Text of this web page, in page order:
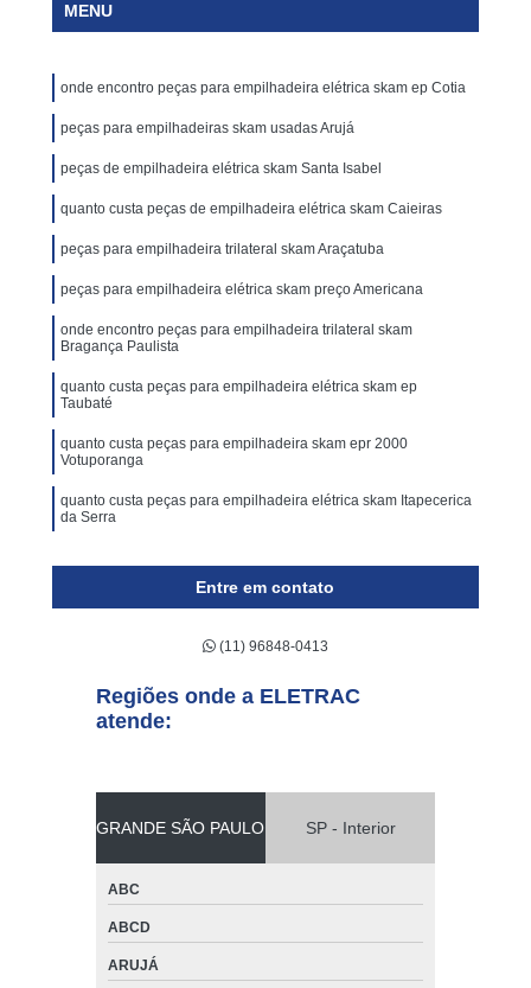
MENU
onde encontro peças para empilhadeira elétrica skam ep Cotia
peças para empilhadeiras skam usadas Arujá
peças de empilhadeira elétrica skam Santa Isabel
quanto custa peças de empilhadeira elétrica skam Caieiras
peças para empilhadeira trilateral skam Araçatuba
peças para empilhadeira elétrica skam preço Americana
onde encontro peças para empilhadeira trilateral skam
Bragança Paulista
quanto custa peças para empilhadeira elétrica skam ep
Taubaté
quanto custa peças para empilhadeira skam epr 2000
Votuporanga
quanto custa peças para empilhadeira elétrica skam Itapecerica
da Serra
Entre em contato
(11) 96848-0413
Regiões onde a ELETRAC
atende:
GRANDE SÃO PAULO SP - Interior
ABC
ABCD
ARUJÁ